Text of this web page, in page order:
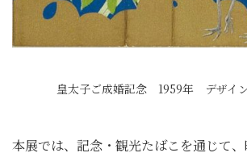
皇太子ご成婚記念 1959年 デザイ
本展では、記念・観光たばこを通じて